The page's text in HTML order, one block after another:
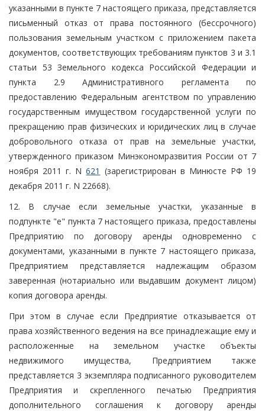
указанными в пункте 7 настоящего приказа, представляется
письменный отказ от права постоянного (бессрочного)
пользования земельным участком с приложением пакета
документов, соответствующих требованиям пунктов 3 и 3.1
статьи 53 Земельного кодекса Российской Федерации и
пункта 2.9 Административного регламента по
предоставлению Федеральным агентством по управлению
государственным имуществом государственной услуги по
прекращению прав физических и юридических лиц в случае
добровольного отказа от прав на земельные участки,
утвержденного приказом Минэкономразвития России от 7
ноября 2011 г. N621 (зарегистрирован в Минюсте РФ 19
декабря 2011 г. N 22668).
12. В случае если земельные участки, указанные в
подпункте "е" пункта 7 настоящего приказа, предоставлены
Предприятию по договору аренды одновременно с
документами, указанными в пункте 7 настоящего приказа,
Предприятием представляется надлежащим образом
заверенная (нотариально или выдавшим документ лицом)
копия договора аренды.
При этом в случае если Предприятие отказывается от
права хозяйственного ведения на все принадлежащие ему и
расположенные на земельном участке объекты
недвижимого имущества, Предприятием также
представляется 3 экземпляра подписанного руководителем
Предприятия и скрепленного печатью Предприятия
дополнительного соглашения к договору аренды